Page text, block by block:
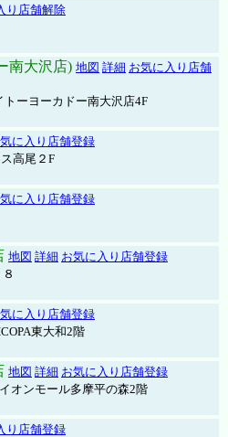
り店舗解除
南大沢店) 地図 詳細 お気に入り店舗
ーヨーカドー南大沢店4F
に入り店舗登録
高尾２F
に入り店舗登録
地図 詳細 お気に入り店舗登録
に入り店舗登録
東大和2階
地図 詳細 お気に入り店舗登録
オンモール多摩平の森2階
り店舗登録